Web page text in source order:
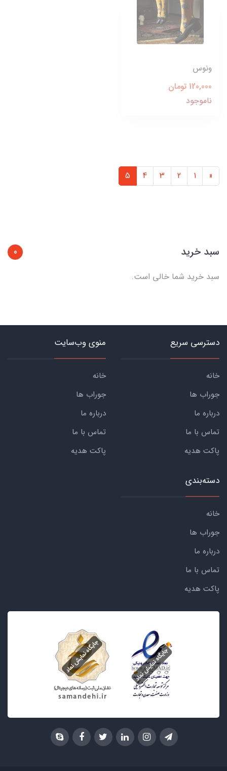
ونوس
120,000 تومان
ناموجود
«
1
2
3
4
5
سبد خرید
0
سبد خرید شما خالی است.
دسترسی سریع
خانه
جوراب ها
درباره ما
تماس با ما
پاکت هدیه
منوی وب‌سایت
خانه
جوراب ها
درباره ما
تماس با ما
پاکت هدیه
دسته‌بندی
خانه
جوراب ها
درباره ما
تماس با ما
پاکت هدیه